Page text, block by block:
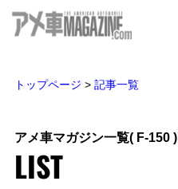
トップページ > 記事一覧
アメ車マガジン一覧( F-150 )
LIST